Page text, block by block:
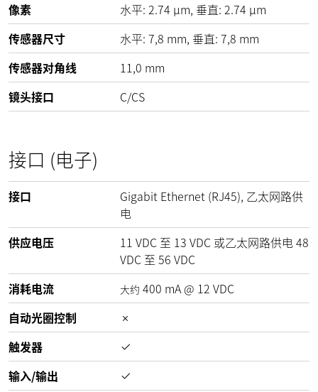
像素
水平: 2.74 µm, 垂直: 2.74 µm
传感器尺寸
水平: 7,8 mm, 垂直: 7,8 mm
传感器对角线
11,0 mm
镜头接口
C/CS
接口 (电子)
接口
Gigabit Ethernet (RJ45), 乙太网路供
电
供应电压
11 VDC 至 13 VDC 或乙太网路供电48
VDC 至 56 VDC
消耗电流
大约 400 mA@ 12 VDC
自动光圈控制
触发器
输入/输出